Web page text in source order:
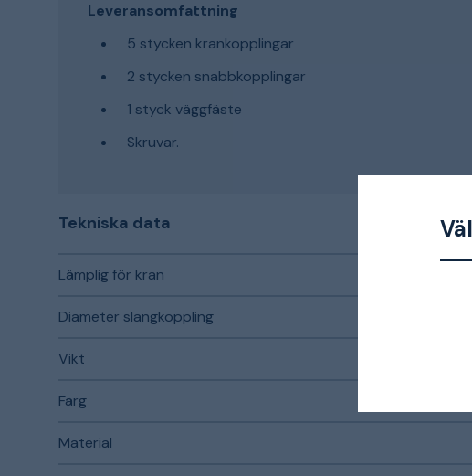
Leveransomfattning
5 stycken krankopplingar
2 stycken snabbkopplingar
1 styck väggfäste
Skruvar.
Tekniska data
Lämplig för kran
Diameter slangkoppling
Vikt
Färg
Material